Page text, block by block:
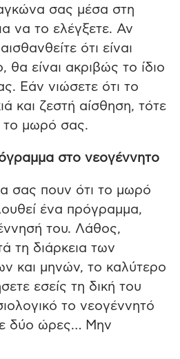
σας μέσα στη
να το ελέγξετε. Αν
ότι είναι
θα είναι ακριβώς το ίδιο
Εάν νιώσετε ότι το
και ζεστή αίσθηση, τότε
το μωρό σας.
στο νεογέννητο
σας πουν ότι το μωρό
ένα πρόγραμμα,
του. Λάθος,
τη διάρκεια των
και μηνών, το καλύτερο
εσείς τη δική του
το νεογέννητό
δύο ώρες… Μην